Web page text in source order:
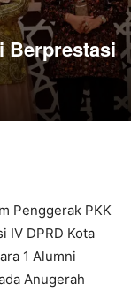
Berprestasi
Penggerak PKK
IV DPRD Kota
1 Alumni
Anugerah